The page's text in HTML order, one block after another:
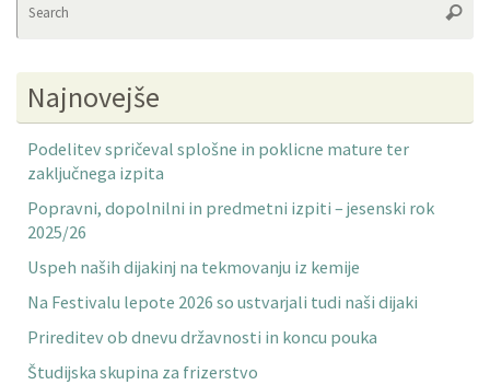
Najnovejše
Podelitev spričeval splošne in poklicne mature ter
zaključnega izpita
Popravni, dopolnilni in predmetni izpiti – jesenski rok
2025/26
Uspeh naših dijakinj na tekmovanju iz kemije
Na Festivalu lepote 2026 so ustvarjali tudi naši dijaki
Prireditev ob dnevu državnosti in koncu pouka
Študijska skupina za frizerstvo